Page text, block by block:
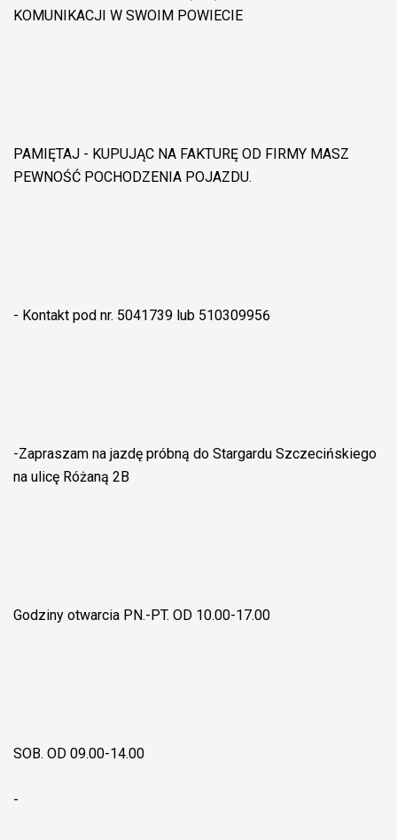
KOMUNIKACJI W SWOIM POWIECIE
PAMIĘTAJ - KUPUJĄC NA FAKTURĘ OD FIRMY MASZ
PEWNOŚĆ POCHODZENIA POJAZDU.
- Kontakt pod nr. 508418739 lub 510309956
-Zapraszam na jazdę próbną do Stargardu Szczecińskiego
na ulicę Różaną 2B
Godziny otwarcia PN.-PT. OD 10.00-17.00
SOB. OD 09.00-14.00
-